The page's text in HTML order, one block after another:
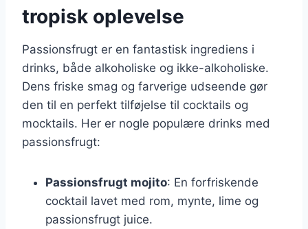
tropisk oplevelse
Passionsfrugt er en fantastisk ingrediens i
drinks, både alkoholiske og ikke-alkoholiske.
Dens friske smag og farverige udseende gør
den til en perfekt tilføjelse til cocktails og
mocktails. Her er nogle populære drinks med
passionsfrugt:
Passionsfrugt mojito: En forfriskende
cocktail lavet med rom, mynte, lime og
passionsfrugt juice.